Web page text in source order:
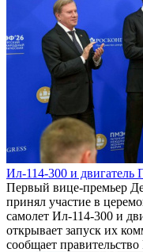
Ил-114-300 и двигатель
Первый вице-премьер
принял участие в
самолет Ил-114-300 и
открывает запуск их
сообщает правительство